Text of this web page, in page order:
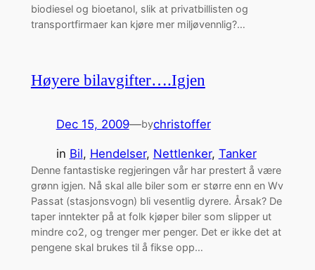
biodiesel og bioetanol, slik at privatbillisten og
transportfirmaer kan kjøre mer miljøvennlig?…
Høyere bilavgifter….Igjen
Dec 15, 2009—bychristoffer
in Bil, Hendelser, Nettlenker, Tanker
Denne fantastiske regjeringen vår har prestert å være
grønn igjen. Nå skal alle biler som er større enn en Wv
Passat (stasjonsvogn) bli vesentlig dyrere. Årsak? De
taper inntekter på at folk kjøper biler som slipper ut
mindre co2, og trenger mer penger. Det er ikke det at
pengene skal brukes til å fikse opp…